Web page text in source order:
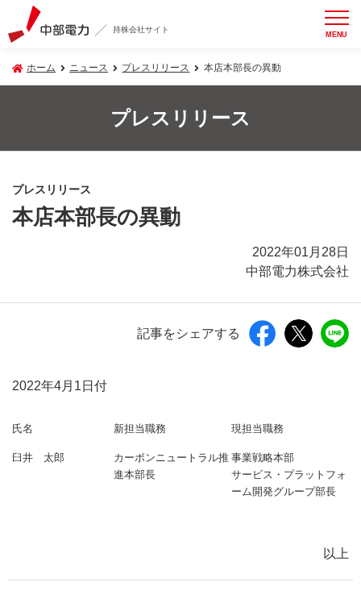
持株会社サイト MENU
ホーム ニュース プレスリリース 本店本部長の異動
プレスリリース
プレスリリース
本店本部長の異動
2022年01月28日
中部電力株式会社
記事をシェアする
2022年4月1日付
氏名 新担当職務 現担当職務
臼井 太郎
カーボンニュートラル推
進本部長
事業戦略本部
サービス・プラットフォ
ーム開発グループ部長
以上